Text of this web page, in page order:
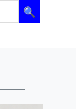
🔍
————